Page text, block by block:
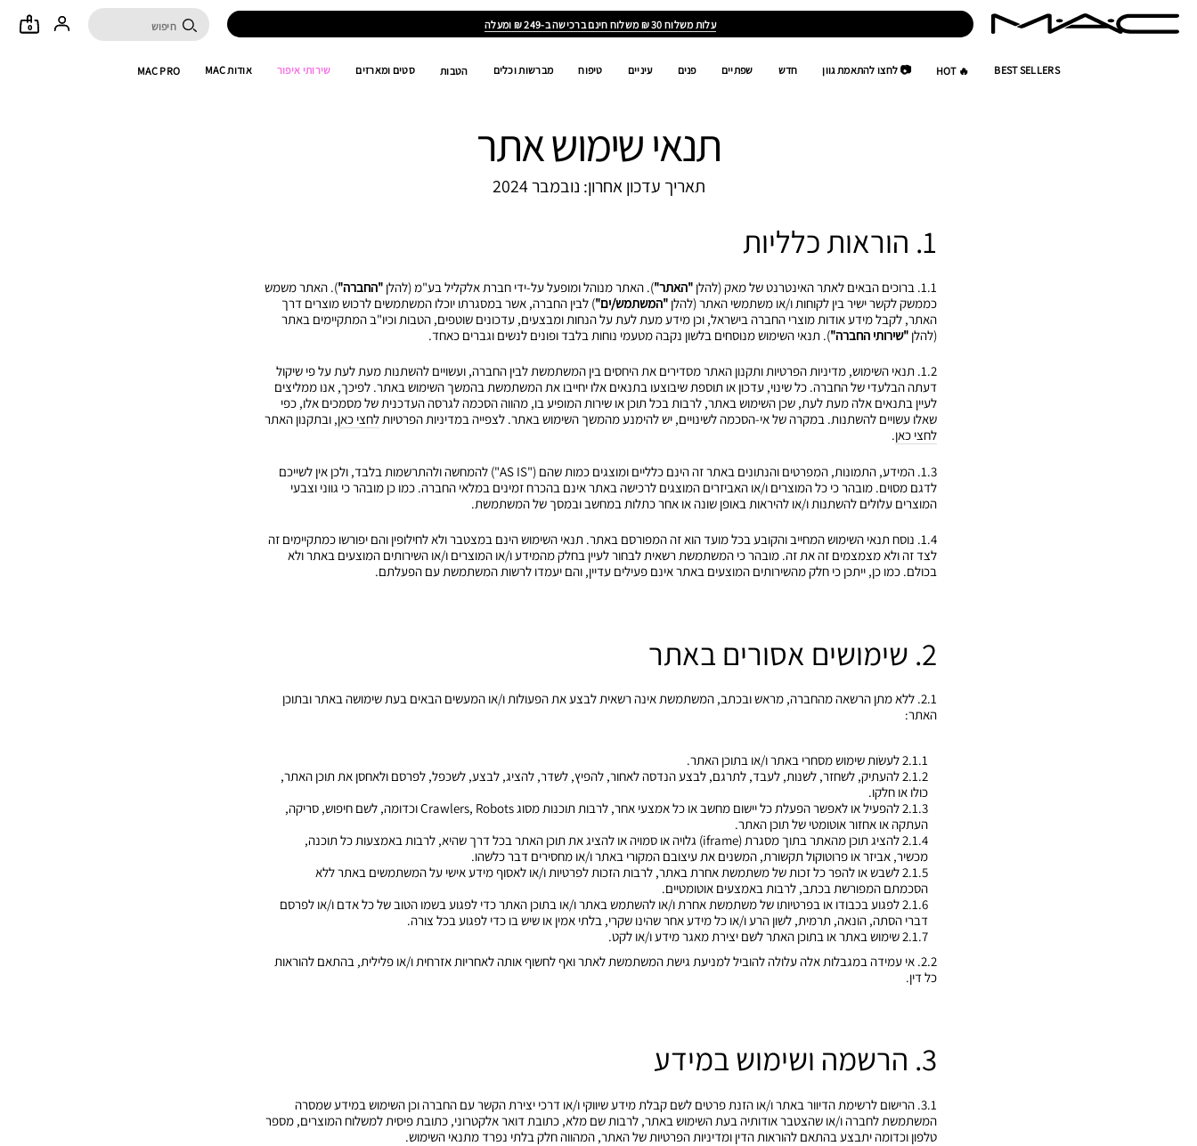
ALLAGES,ALLGENDERS,ALLRACES
0
BEST SELLERS
🔥 HOT 📷 לחצו להתאמת גוון חדש שפתיים פנים עיניים טיפוח מברשות וכלים הטבות סטים ומארזים שירותי איפור אודות MAC MAC PRO
תנאי שימוש אתר
תאריך עדכון אחרון: נובמבר 2024
1. הוראות כלליות
1.1. ברוכים הבאים לאתר האינטרנט של מאק (להלן "האתר"). האתר מנוהל ומופעל על-ידי חברת אלקליל בע"מ (להלן "החברה"). האתר משמש
כממשק לקשר ישיר בין לקוחות ו/או משתמשי האתר (להלן "המשתמש/ים") לבין החברה, אשר במסגרתו יוכלו המשתמשים לרכוש מוצרים דרך
האתר, לקבל מידע אודות מוצרי החברה בישראל, וכן מידע מעת לעת על הנחות ומבצעים, עדכונים שוטפים, הטבות וכיו"ב המתקיימים באתר
(להלן "שירותי החברה"). תנאי השימוש מנוסחים בלשון נקבה מטעמי נוחות בלבד ופונים לנשים וגברים כאחד.
1.2. תנאי השימוש, מדיניות הפרטיות ותקנון האתר מסדירים את היחסים בין המשתמשת לבין החברה, ועשויים להשתנות מעת לעת על פי שיקול
דעתה הבלעדי של החברה. כל שינוי, עדכון או תוספת שיבוצעו בתנאים אלו יחייבו את המשתמשת בהמשך השימוש באתר. לפיכך, אנו ממליצים
לעיין בתנאים אלה מעת לעת, שכן השימוש באתר, לרבות בכל תוכן או שירות המופיע בו, מהווה הסכמה לגרסה העדכנית של מסמכים אלו, כפי
שאלו עשויים להשתנות. במקרה של אי-הסכמה לשינויים, יש להימנע מהמשך השימוש באתר. לצפייה במדיניות הפרטיותלחצי כאן, ובתקנון האתר
לחצי כאן.
1.3. המידע, התמונות, המפרטים והנתונים באתר זה הינם כלליים ומוצגים כמות שהם ("AS IS") להמחשה ולהתרשמות בלבד, ולכן אין לשייכם
לדגם מסוים. מובהר כי כל המוצרים ו/או האביזרים המוצגים לרכישה באתר אינם בהכרח זמינים במלאי החברה. כמו כן מובהר כי גווני וצבעי
המוצרים עלולים להשתנות ו/או להיראות באופן שונה או אחר כתלות במחשב ובמסך של המשתמשת.
1.4. נוסח תנאי השימוש המחייב והקובע בכל מועד הוא זה המפורסם באתר. תנאי השימוש הינם במצטבר ולא לחילופין והם יפורשו כמתקיימים זה
לצד זה ולא מצמצמים זה את זה. מובהר כי המשתמשת רשאית לבחור לעיין בחלק מהמידע ו/או המוצרים ו/או השירותים המוצעים באתר ולא
בכולם. כמו כן, ייתכן כי חלק מהשירותים המוצעים באתר אינם פעילים עדיין, והם יעמדו לרשות המשתמשת עם הפעלתם.
2. שימושים אסורים באתר
2.1. ללא מתן הרשאה מהחברה, מראש ובכתב, המשתמשת אינה רשאית לבצע את הפעולות ו/או המעשים הבאים בעת שימושה באתר ובתוכן
האתר:
2.1.1 לעשׂות שימוש מסחרי באתר ו/או בתוכן האתר.
2.1.2 להעתיק, לשחזר, לשנות, לעבד, לתרגם, לבצע הנדסה לאחור, להפיץ, לשדר, להציג, לבצע, לשכפל, לפרסם ולאחסן את תוכן האתר,
כולו או חלקו.
2.1.3 להפעיל או לאפשר הפעלת כל יישום מחשב או כל אמצעי אחר, לרבות תוכנות מסוג Crawlers, Robots וכדומה, לשם חיפוש, סריקה,
העתקה או אחזור אוטומטי של תוכן האתר.
2.1.4 להציג תוכן מהאתר בתוך מסגרת (iframe) גלויה או סמויה או להציג את תוכן האתר בכל דרך שהיא, לרבות באמצעות כל תוכנה,
מכשיר, אביזר או פרוטוקול תקשורת, המשנים את עיצובם המקורי באתר ו/או מחסירים דבר כלשהו.
2.1.5 לשבש או להפר כל זכות של משתמשת אחרת באתר, לרבות הזכות לפרטיות ו/או לאסוף מידע אישי על המשתמשים באתר ללא
הסכמתם המפורשת בכתב, לרבות באמצעים אוטומטיים.
2.1.6 לפגוע בכבודו או בפרטיותו של משתמשת אחרת ו/או להשתמש באתר ו/או בתוכן האתר כדי לפגוע בשמו הטוב של כל אדם ו/או לפרסם
דברי הסתה, הונאה, תרמית, לשון הרע ו/או כל מידע אחר שהינו שקרי, בלתי אמין או שיש בו כדי לפגוע בכל צורה.
2.1.7 שימוש באתר או בתוכן האתר לשם יצירת מאגר מידע ו/או לקט.
2.2. אי עמידה במגבלות אלה עלולה להוביל למניעת גישת המשתמשת לאתר ואף לחשוף אותה לאחריות אזרחית ו/או פלילית, בהתאם להוראות
כל דין.
3. הרשמה ושימוש במידע
3.1. הרישום לרשימת הדיוור באתר ו/או הזנת פרטים לשם קבלת מידע שיווקי ו/או דרכי יצירת הקשר עם החברה וכן השימוש במידע שמסרה
המשתמשת לחברה ו/או שהצטבר אודותיה בעת השימוש באתר, לרבות שם מלא, כתובת דואר אלקטרוני, כתובת פיסית למשלוח המוצרים, מספר
טלפון וכדומה יתבצע בהתאם להוראות הדין ומדיניות הפרטיות של האתר, המהווה חלק בלתי נפרד מתנאי השימוש.